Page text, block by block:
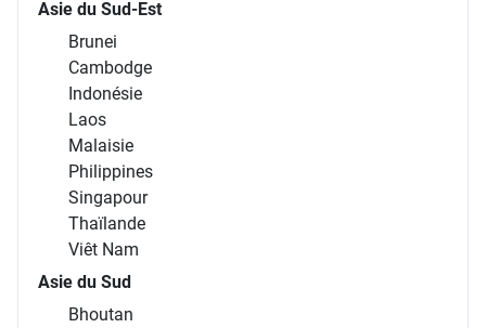
Asie du Sud-Est
Brunei
Cambodge
Indonésie
Laos
Malaisie
Philippines
Singapour
Thaïlande
Viêt Nam
Asie du Sud
Bhoutan